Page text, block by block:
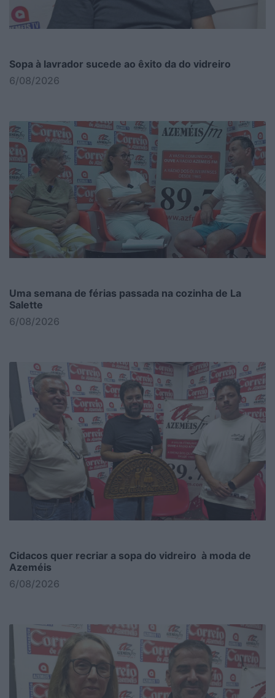
Sopa à lavrador sucede ao êxito da do vidreiro
6/08/2026
Uma semana de férias passada na cozinha de La
Salette
6/08/2026
Cidacos quer recriar a sopa do vidreiro à moda de
Azeméis
6/08/2026